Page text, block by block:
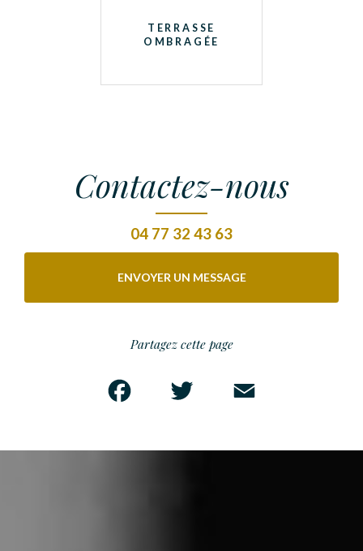
TERRASSE
OMBRAGÉE
Contactez-nous
04 77 32 43 63
ENVOYER UN MESSAGE
Partagez cette page